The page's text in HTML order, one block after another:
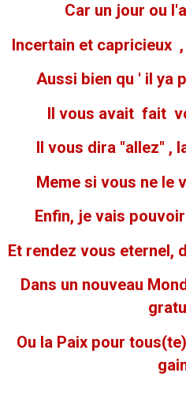
Car un jour ou
Incertain et capricieux
Aussi bien qu ' il ya
Il vous avait fait
Il vous dira "allez" ,
Meme si vous ne le
Enfin, je vais
Et rendez vous eternel,
Dans un nouveau
Ou la Paix pour